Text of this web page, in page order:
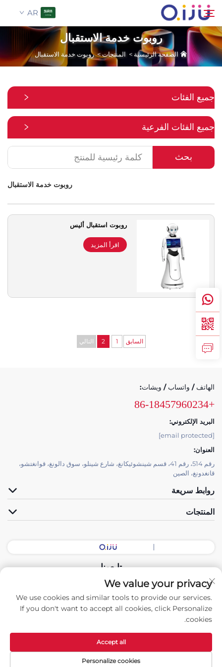
AR
الصفحة الرئيسية
من نحن
المنتجات
الأخبار
دعم الخدمة
اتصل بنا
روبوت خدمة الاستقبال
الصفحة الرئيسية > المنتجات>روبوت خدمة الاستقبال
جميع الفئات
جميع الفئات الفرعية
بحث
روبوت خدمة الاستقبال
روبوت استقبال أليس
اقرأ المزيد
السابق 1
2 التالي
الهاتف / واتساب / ويشات:
+86-18457960234
البريد الإلكتروني:
[email protected]
العنوان:
رقم 514، رقم 41، قسم شينشوئيكانغ، شارع شينلو، سوق دالونغ، قوانغتشو،
قانغدونغ، الصين
روابط سريعة
المنتجات
تابعونا
حقوق النشر © 2026 شركة الصين قوانغدونغ لقاعة المعدات الذكية المحدودة.
جميع الحقوق محفوظة. -سياسة الخصوصية
We value your privacy
We use cookies and similar tools to provide our services.
If you don't want to accept all cookies, click Personalize
cookies.
Personalize cookies
Accept all